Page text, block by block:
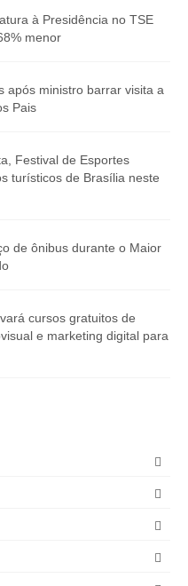
à Presidência no TSE
menor
após ministro barrar visita a
Pais
Festival de Esportes
turísticos de Brasília neste
de ônibus durante o Maior
cursos gratuitos de
e marketing digital para